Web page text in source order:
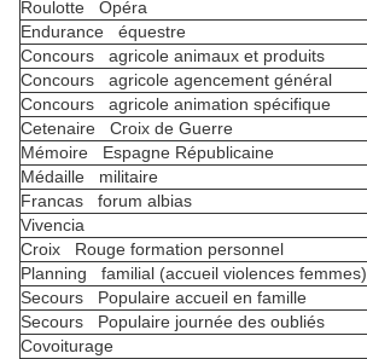
Roulotte Opéra
Endurance équestre
Concours agricole animaux et produits
Concours agricole agencement général
Concours agricole animation spécifique
Cetenaire Croix de Guerre
Mémoire Espagne Républicaine
Médaille militaire
Francas forum albias
Vivencia
Croix Rouge formation personnel
Planning familial (accueil violences femmes)
Secours Populaire accueil en famille
Secours Populaire journée des oubliés
Covoiturage